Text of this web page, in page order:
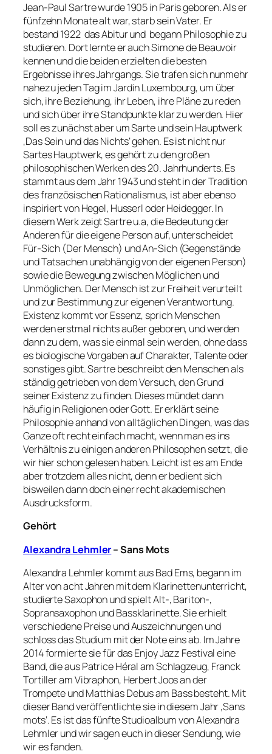
Jean-Paul Sartre wurde 1905 in Paris geboren. Als er
fünfzehn Monate alt war, starb sein Vater. Er
bestand 1922 das Abitur und begann Philosophie zu
studieren. Dort lernte er auch Simone de Beauvoir
kennen und die beiden erzielten die besten
Ergebnisse ihres Jahrgangs. Sie trafen sich nunmehr
nahezu jeden Tag im Jardin Luxembourg, um über
sich, ihre Beziehung, ihr Leben, ihre Pläne zu reden
und sich über ihre Standpunkte klar zu werden. Hier
soll es zunächst aber um Sarte und sein Hauptwerk
‚Das Sein und das Nichts‘ gehen. Es ist nicht nur
Sartes Hauptwerk, es gehört zu den großen
philosophischen Werken des 20. Jahrhunderts. Es
stammt aus dem Jahr 1943 und steht in der Tradition
des französischen Rationalismus, ist aber ebenso
inspiriert von Hegel, Husserl oder Heidegger. In
diesem Werk zeigt Sartre u.a, die Bedeutung der
Anderen für die eigene Person auf, unterscheidet
Für-Sich (Der Mensch) und An-Sich (Gegenstände
und Tatsachen unabhängig von der eigenen Person)
sowie die Bewegung zwischen Möglichen und
Unmöglichen. Der Mensch ist zur Freiheit verurteilt
und zur Bestimmung zur eigenen Verantwortung.
Existenz kommt vor Essenz, sprich Menschen
werden erstmal nichts außer geboren, und werden
dann zu dem, was sie einmal sein werden, ohne dass
es biologische Vorgaben auf Charakter, Talente oder
sonstiges gibt. Sartre beschreibt den Menschen als
ständig getrieben von dem Versuch, den Grund
seiner Existenz zu finden. Dieses mündet dann
häufig in Religionen oder Gott. Er erklärt seine
Philosophie anhand von alltäglichen Dingen, was das
Ganze oft recht einfach macht, wenn man es ins
Verhältnis zu einigen anderen Philosophen setzt, die
wir hier schon gelesen haben. Leicht ist es am Ende
aber trotzdem alles nicht, denn er bedient sich
bisweilen dann doch einer recht akademischen
Ausdrucksform.
Gehört
Alexandra Lehmler– Sans Mots
Alexandra Lehmler kommt aus Bad Ems, begann im
Alter von acht Jahren mit dem Klarinettenunterricht,
studierte Saxophon und spielt Alt-, Bariton-,
Sopransaxophon und Bassklarinette. Sie erhielt
verschiedene Preise und Auszeichnungen und
schloss das Studium mit der Note eins ab. Im Jahre
2014 formierte sie für das Enjoy Jazz Festival eine
Band, die aus Patrice Héral am Schlagzeug, Franck
Tortiller am Vibraphon, Herbert Joos an der
Trompete und Matthias Debus am Bass besteht. Mit
dieser Band veröffentlichte sie in diesem Jahr ‚Sans
mots‘. Es ist das fünfte Studioalbum von Alexandra
Lehmler und wir sagen euch in dieser Sendung, wie
wir es fanden.